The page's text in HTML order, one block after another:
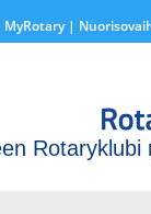
MyRotary |
Rotaryklubi